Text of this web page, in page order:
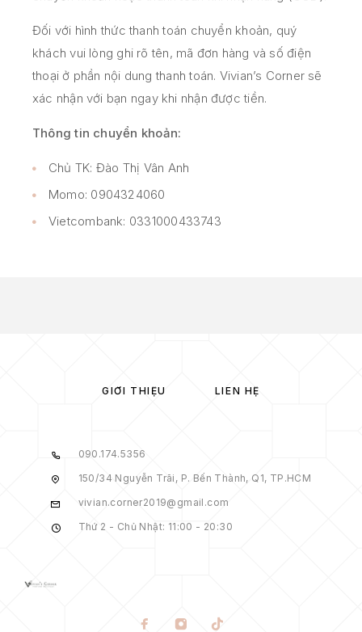
Đối với hình thức thanh toán chuyển khoản, quý
khách vui lòng ghi rõ tên, mã đơn hàng và số điện
thoại ở phần nội dung thanh toán. Vivian’s Corner sẽ
xác nhận với bạn ngay khi nhận được tiền.
Thông tin chuyển khoản:
Chủ TK: Đào Thị Vân Anh
Momo: 0904324060
Vietcombank: 0331000433743
GIỚI THIỆU LIÊN HỆ
090.174.5356
150/34 Nguyễn Trãi, P. Bến Thành, Q1, TP.HCM
vivian.corner2019@gmail.com
Thứ 2 - Chủ Nhật: 11:00 - 20:30